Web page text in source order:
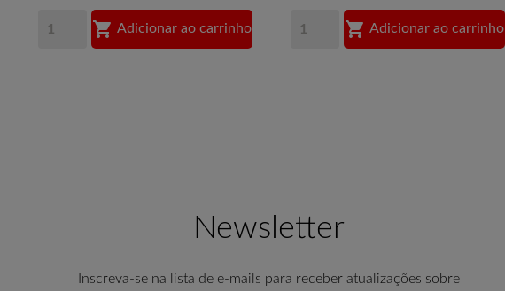
 Adicionar ao carrinho  Adicionar ao carrinho
Newsletter
Inscreva-se na lista de e-mails para receber atualizações sobre